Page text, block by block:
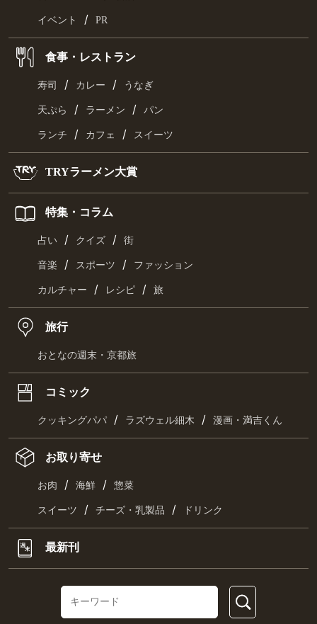
イベント / PR
食事・レストラン
寿司 / カレー / うなぎ
天ぷら / ラーメン / パン
ランチ / カフェ / スイーツ
TRYラーメン大賞
特集・コラム
占い / クイズ / 街
音楽 / スポーツ / ファッション
カルチャー / レシピ / 旅
旅行
おとなの週末・京都旅
コミック
クッキングパパ / ラズウェル細木 / 漫画・満吉くん
お取り寄せ
お肉 / 海鮮 / 惣菜
スイーツ / チーズ・乳製品 / ドリンク
最新刊